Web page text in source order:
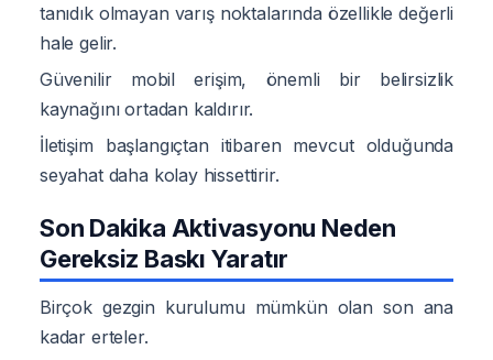
tanıdık olmayan varış noktalarında özellikle değerli
hale gelir.
Güvenilir mobil erişim, önemli bir belirsizlik
kaynağını ortadan kaldırır.
İletişim başlangıçtan itibaren mevcut olduğunda
seyahat daha kolay hissettirir.
Son Dakika Aktivasyonu Neden
Gereksiz Baskı Yaratır
Birçok gezgin kurulumu mümkün olan son ana
kadar erteler.